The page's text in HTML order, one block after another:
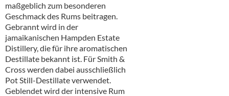
maßgeblich zum besonderen
Geschmack des Rums beitragen.
Gebrannt wird in der
jamaikanischen Hampden Estate
Distillery, die für ihre aromatischen
Destillate bekannt ist. Für Smith &
Cross werden dabei ausschließlich
Pot Still-Destillate verwendet.
Geblendet wird der intensive Rum